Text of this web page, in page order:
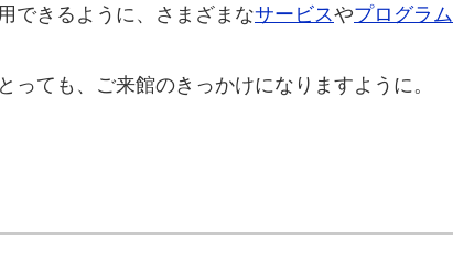
できるように、さまざまなサービスやプログラム
ても、ご来館のきっかけになりますように。